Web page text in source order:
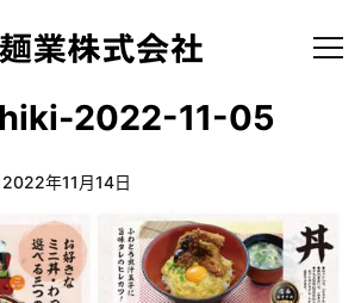
2022-11-05
2022年11月14日